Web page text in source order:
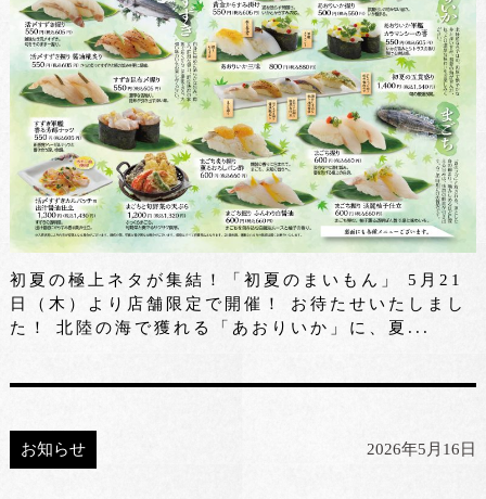
初夏の極上ネタが集結！「初夏のまいもん」 5月21
日（木）より店舗限定で開催！ お待たせいたしまし
た！ 北陸の海で獲れる「あおりいか」に、夏...
お知らせ 2026年5月16日